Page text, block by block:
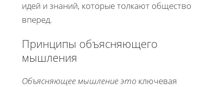
идей и знаний, которые толкают общество
вперед.
Принципы объясняющего
мышления
Объясняющее мышление это ключевая